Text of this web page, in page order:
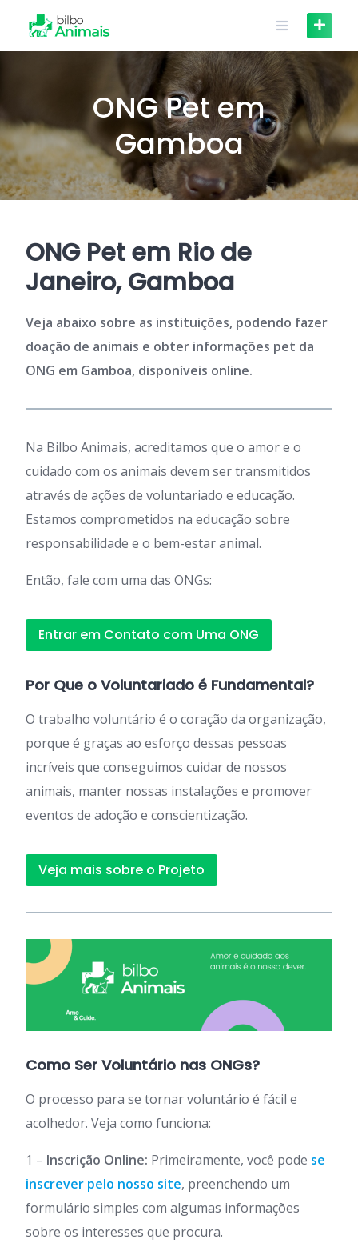
content
ONG Pet em
Gamboa
ONG Pet em Rio de
Janeiro, Gamboa
Veja abaixo sobre as instituições, podendo fazer
doação de animais e obter informações pet da
ONG em Gamboa, disponíveis online.
Na Bilbo Animais, acreditamos que o amor e o
cuidado com os animais devem ser transmitidos
através de ações de voluntariado e educação.
Estamos comprometidos na educação sobre
responsabilidade e o bem-estar animal.
Então, fale com uma das ONGs:
Entrar em Contato com Uma ONG
Por Que o Voluntariado é Fundamental?
O trabalho voluntário é o coração da organização,
porque é graças ao esforço dessas pessoas
incríveis que conseguimos cuidar de nossos
animais, manter nossas instalações e promover
eventos de adoção e conscientização.
Veja mais sobre o Projeto
Como Ser Voluntário nas ONGs?
O processo para se tornar voluntário é fácil e
acolhedor. Veja como funciona:
1 – Inscrição Online: Primeiramente, você pode se
inscrever pelo nosso site, preenchendo um
formulário simples com algumas informações
sobre os interesses que procura.